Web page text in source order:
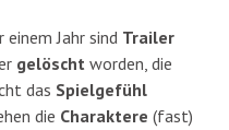
einem Jahr sind Trailer
gelöscht worden, die
das Spielgefühl
die Charaktere (fast)